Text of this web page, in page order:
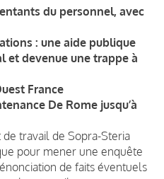
du personnel, avec
: une aide publique
et devenue une trappe à
France
De Rome jusqu’à
travail de Sopra-Steria
pour mener une enquête
de faits éventuels